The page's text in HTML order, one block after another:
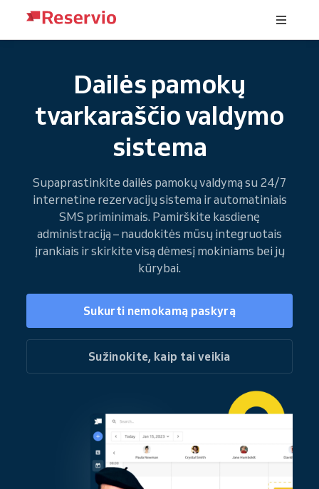
Dailės pamokų
tvarkaraščio valdymo
sistema
Supaprastinkite dailės pamokų valdymą su 24/7
internetine rezervacijų sistema ir automatiniais
SMS priminimais. Pamirškite kasdienę
administraciją – naudokitės mūsų integruotais
įrankiais ir skirkite visą dėmesį mokiniams bei jų
kūrybai.
Sukurti nemokamą paskyrą
Sužinokite, kaip tai veikia